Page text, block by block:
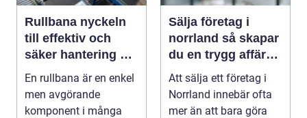
Rullbana nyckeln
till effektiv och
säker hantering av
gods
En rullbana är en enkel
men avgörande
komponent i många
Sälja företag i
norrland så skapar
du en trygg affär
från start till mål
Att sälja ett företag i
Norrland innebär ofta
mer än att bara göra